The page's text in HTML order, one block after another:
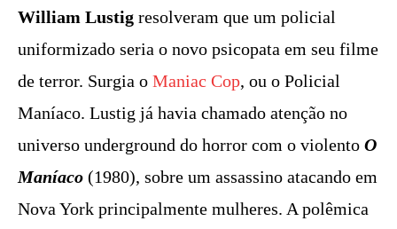
William Lustig resolveram que um policial
uniformizado seria o novo psicopata em seu filme
de terror. Surgia o Maniac Cop, ou o Policial
Maníaco. Lustig já havia chamado atenção no
universo underground do horror com o violento O
Maníaco (1980), sobre um assassino atacando em
Nova York principalmente mulheres. A polêmica